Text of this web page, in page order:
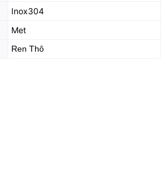
Inox304
Met
Ren Thô